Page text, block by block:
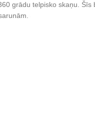
grādu telpisko skaņu.